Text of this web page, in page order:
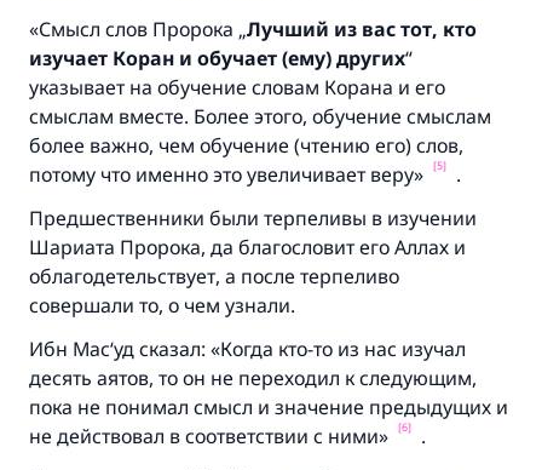
«Смысл слов Пророка „Лучший из вас тот, кто
изучает Коран и обучает (ему) других“
указывает на обучение словам Корана и его
смыслам вместе. Более этого, обучение смыслам
более важно, чем обучение (чтению его) слов,
потому что именно это увеличивает веру»
[5]
.
Предшественники были терпеливы в изучении
Шариата Пророка, да благословит его Аллах и
облагодетельствует, а после терпеливо
совершали то, о чем узнали.
Ибн Мас‘уд сказал: «Когда кто-то из нас изучал
десять аятов, то он не переходил к следующим,
пока не понимал смысл и значение предыдущих и
не действовал в соответствии с ними»
[6]
.